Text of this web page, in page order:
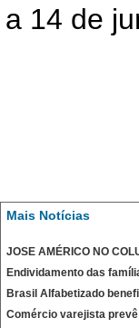
a 14 de
Mais Notícias
JOSE AMÉRICO NO
Endividamento das
Brasil Alfabetizado
Comércio varejista